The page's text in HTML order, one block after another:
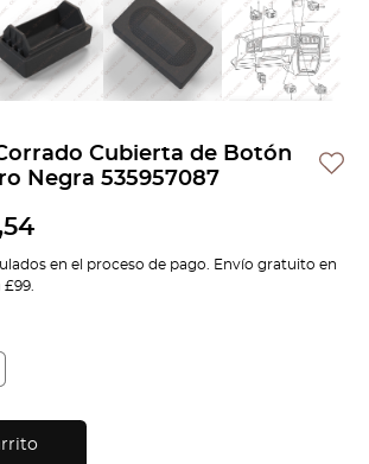
Cubierta de Botón
Negra 535957087
en el proceso de pago. Envío gratuito en